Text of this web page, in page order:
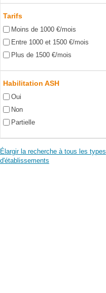
Tarifs
Moins de 1000 €/mois
Entre 1000 et 1500 €/mois
Plus de 1500 €/mois
Habilitation ASH
Oui
Non
Partielle
Élargir la recherche à tous les types
d'établissements